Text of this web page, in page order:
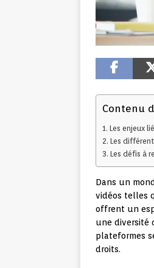
Contenu
Les enjeux
Les
Les défis à
Dans un
vidéos telles
offrent un
une diversité
plateformes
droits.